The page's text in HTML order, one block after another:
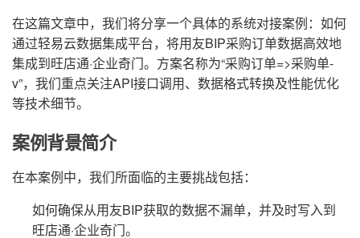
在这篇文章中，我们将分享一个具体的系统对接案例：如何
通过轻易云数据集成平台，将用友BIP采购订单数据高效地
集成到旺店通·企业奇门。方案名称为“采购订单=>采购单-
v”，我们重点关注API接口调用、数据格式转换及性能优化
等技术细节。
案例背景简介
在本案例中，我们所面临的主要挑战包括：
如何确保从用友BIP获取的数据不漏单，并及时写入到
旺店通·企业奇门。